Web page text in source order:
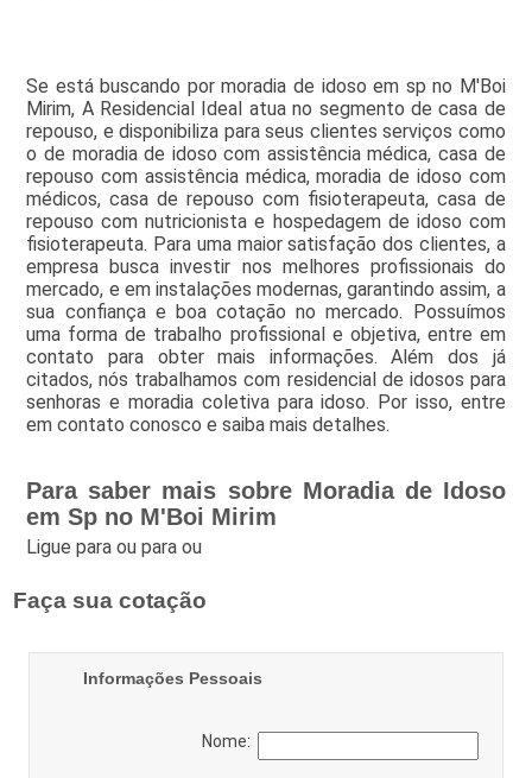
Se está buscando por moradia de idoso em sp no M'Boi
Mirim, A Residencial Ideal atua no segmento de casa de
repouso, e disponibiliza para seus clientes serviços como
o de moradia de idoso com assistência médica, casa de
repouso com assistência médica, moradia de idoso com
médicos, casa de repouso com fisioterapeuta, casa de
repouso com nutricionista e hospedagem de idoso com
fisioterapeuta. Para uma maior satisfação dos clientes, a
empresa busca investir nos melhores profissionais do
mercado, e em instalações modernas, garantindo assim, a
sua confiança e boa cotação no mercado. Possuímos
uma forma de trabalho profissional e objetiva, entre em
contato para obter mais informações. Além dos já
citados, nós trabalhamos com residencial de idosos para
senhoras e moradia coletiva para idoso. Por isso, entre
em contato conosco e saiba mais detalhes.
Para saber mais sobre Moradia de Idoso
em Sp no M'Boi Mirim
Ligue paraou paraou
Faça sua cotação
Informações Pessoais
Nome: